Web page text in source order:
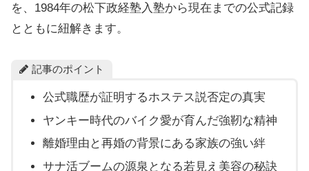
を、1984年の松下政経塾入塾から現在までの公式記録
とともに紐解きます。
記事のポイント
公式職歴が証明するホステス説否定の真実
ヤンキー時代のバイク愛が育んだ強靭な精神
離婚理由と再婚の背景にある家族の強い絆
サナ活ブームの源泉となる若見え美容の秘訣